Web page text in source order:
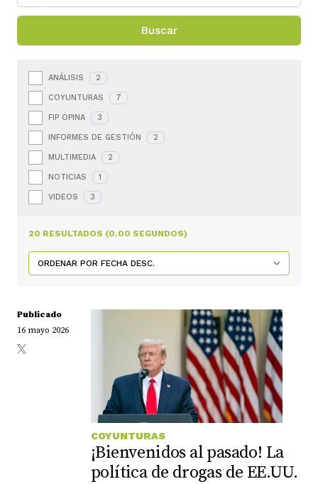
Buscar
ANÁLISIS 2
COYUNTURAS 7
FIP OPINA 3
INFORMES DE GESTIÓN 2
MULTIMEDIA 2
NOTICIAS 1
VIDEOS 3
20 RESULTADOS (0.00 SEGUNDOS)
Publicado
16 mayo 2026
COYUNTURAS
¡Bienvenidos al pasado! La
política de drogas de EE.UU.